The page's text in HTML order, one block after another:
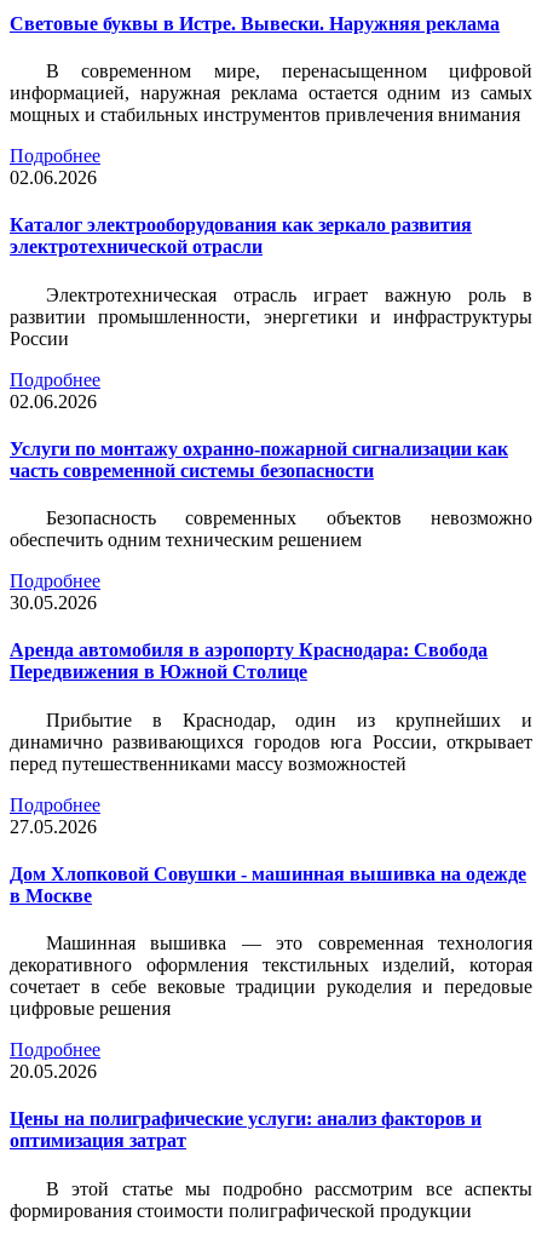
Световые буквы в Истре. Вывески. Наружняя реклама
В современном мире, перенасыщенном цифровой
информацией, наружная реклама остается одним из самых
мощных и стабильных инструментов привлечения внимания
Подробнее
02.06.2026
Каталог электрооборудования как зеркало развития
электротехнической отрасли
Электротехническая отрасль играет важную роль в
развитии промышленности, энергетики и инфраструктуры
России
Подробнее
02.06.2026
Услуги по монтажу охранно-пожарной сигнализации как
часть современной системы безопасности
Безопасность современных объектов невозможно
обеспечить одним техническим решением
Подробнее
30.05.2026
Аренда автомобиля в аэропорту Краснодара: Свобода
Передвижения в Южной Столице
Прибытие в Краснодар, один из крупнейших и
динамично развивающихся городов юга России, открывает
перед путешественниками массу возможностей
Подробнее
27.05.2026
Дом Хлопковой Совушки - машинная вышивка на одежде
в Москве
Машинная вышивка — это современная технология
декоративного оформления текстильных изделий, которая
сочетает в себе вековые традиции рукоделия и передовые
цифровые решения
Подробнее
20.05.2026
Цены на полиграфические услуги: анализ факторов и
оптимизация затрат
В этой статье мы подробно рассмотрим все аспекты
формирования стоимости полиграфической продукции